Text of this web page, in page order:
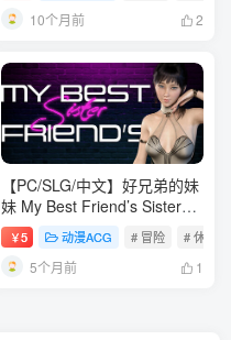
10个月前 2
# 恐怖
【PC/SLG/中文】好兄弟的妹
妹 My Best Friend’s Sister
V1.0 STEAM官方中文版
【369MB】
￥5 动漫ACG # 冒险 # 休闲
5个月前 1